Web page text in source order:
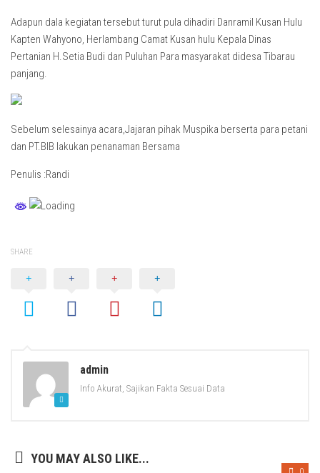
Adapun dala kegiatan tersebut turut pula dihadiri Danramil Kusan Hulu
Kapten Wahyono, Herlambang Camat Kusan hulu Kepala Dinas
Pertanian H.Setia Budi dan Puluhan Para masyarakat didesa Tibarau
panjang.
Sebelum selesainya acara,Jajaran pihak Muspika berserta para petani
dan PT.BIB lakukan penanaman Bersama
Penulis :Randi
SHARE
admin
Info Akurat, Sajikan Fakta Sesuai Data
YOU MAY ALSO LIKE...